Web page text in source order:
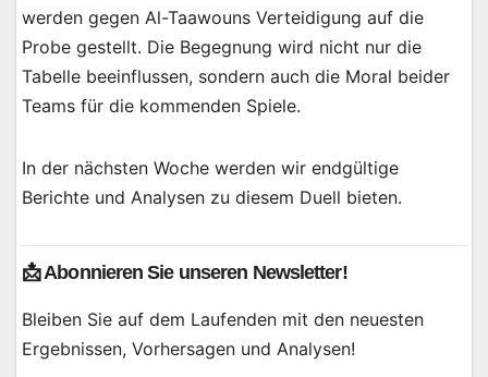
werden gegen Al-Taawouns Verteidigung auf die
Probe gestellt. Die Begegnung wird nicht nur die
Tabelle beeinflussen, sondern auch die Moral beider
Teams für die kommenden Spiele.
In der nächsten Woche werden wir endgültige
Berichte und Analysen zu diesem Duell bieten.
📩 Abonnieren Sie unseren Newsletter!
Bleiben Sie auf dem Laufenden mit den neuesten
Ergebnissen, Vorhersagen und Analysen!